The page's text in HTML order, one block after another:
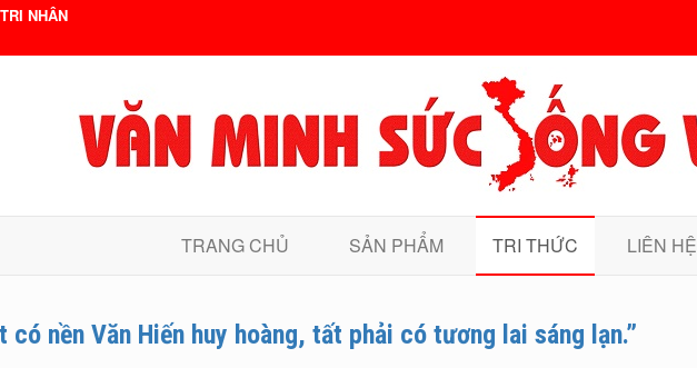
NHÂN
TRANG CHỦ SẢN PHẨM TRI THỨC LIÊN HỆ
có nền Văn Hiến huy hoàng, tất phải có tương lai sáng lạn.”